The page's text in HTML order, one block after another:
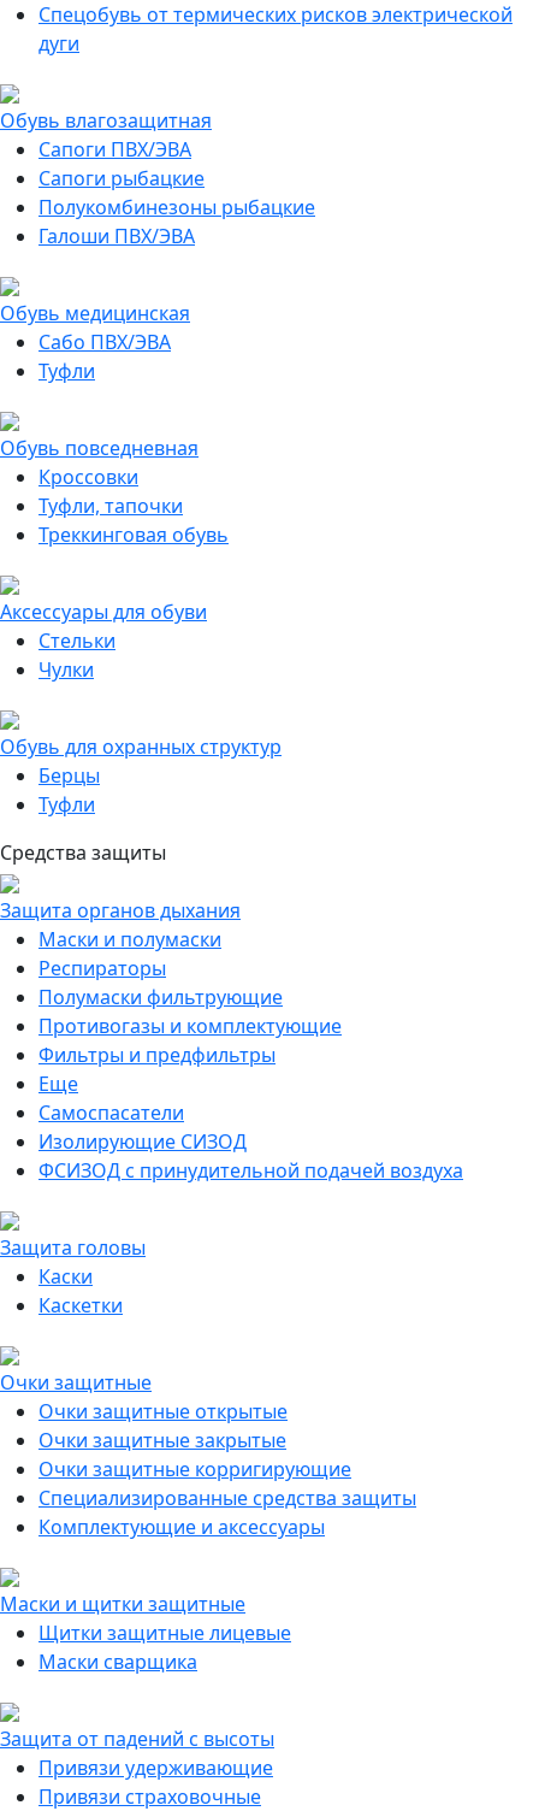
Спецобувь от термических рисков электрической
дуги
Обувь влагозащитная
Сапоги ПВХ/ЭВА
Сапоги рыбацкие
Полукомбинезоны рыбацкие
Галоши ПВХ/ЭВА
Обувь медицинская
Сабо ПВХ/ЭВА
Туфли
Обувь повседневная
Кроссовки
Туфли, тапочки
Треккинговая обувь
Аксессуары для обуви
Стельки
Чулки
Обувь для охранных структур
Берцы
Туфли
Средства защиты
Защита органов дыхания
Маски и полумаски
Респираторы
Полумаски фильтрующие
Противогазы и комплектующие
Фильтры и предфильтры
Еще
Самоспасатели
Изолирующие СИЗОД
ФСИЗОД с принудительной подачей воздуха
Защита головы
Каски
Каскетки
Очки защитные
Очки защитные открытые
Очки защитные закрытые
Очки защитные корригирующие
Специализированные средства защиты
Комплектующие и аксессуары
Маски и щитки защитные
Щитки защитные лицевые
Маски сварщика
Защита от падений с высоты
Привязи удерживающие
Привязи страховочные